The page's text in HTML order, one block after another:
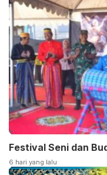
Festival Seni dan
6 hari yang lalu